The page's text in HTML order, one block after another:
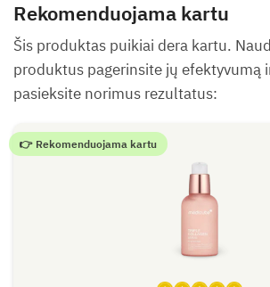
Rekomenduojama kartu
Šis produktas puikiai dera kartu.
produktus pagerinsite jų efektyvumą
pasieksite norimus rezultatus:
👉 Rekomenduojama kartu